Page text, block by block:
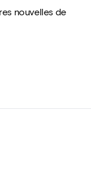
nouvelles de